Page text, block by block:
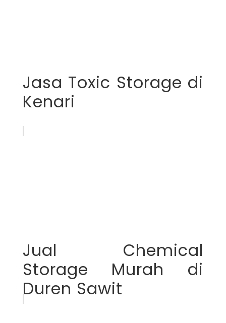
Jasa Toxic Storage di
Kenari
Jual Chemical
Storage Murah di
Duren Sawit